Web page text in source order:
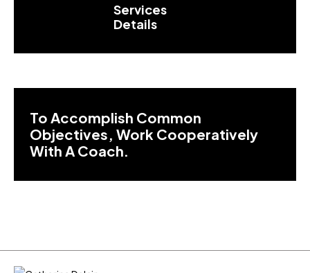
Services
Details
To Accomplish Common
Objectives, Work Cooperatively
With A Coach.